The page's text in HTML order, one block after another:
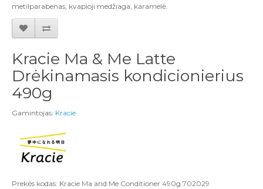
metilparabenas, kvapioji medžiaga, karamelė.
Kracie Ma & Me Latte
Drėkinamasis kondicionierius
490g
Gamintojas: Kracie
Prekės kodas: Kracie Ma and Me Conditioner 490g 702029